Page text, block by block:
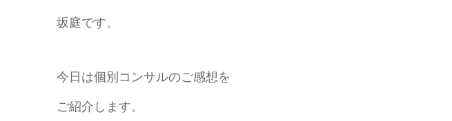
坂庭です。
今日は個別コンサルのご感想を
ご紹介します。